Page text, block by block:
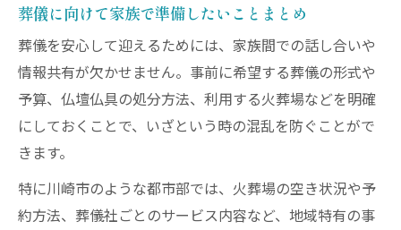
葬儀に向けて家族で準備したいことまとめ
葬儀を安心して迎えるためには、家族間での話し合いや
情報共有が欠かせません。事前に希望する葬儀の形式や
予算、仏壇仏具の処分方法、利用する火葬場などを明確
にしておくことで、いざという時の混乱を防ぐことがで
きます。
特に川崎市のような都市部では、火葬場の空き状況や予
約方法、葬儀社ごとのサービス内容など、地域特有の事